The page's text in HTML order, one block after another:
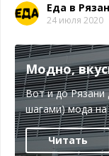
Еда в
24 июля 2020
Модно,
Вот и до Рязани
шагами) мода
Читать